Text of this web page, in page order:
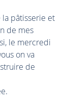
la pâtisserie et
de mes
le mercredi
on va
de